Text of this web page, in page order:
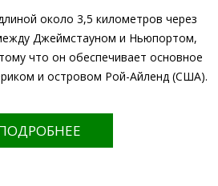
около 3,5 километров через
Джеймстауном и Ньюпортом,
что он обеспечивает основное
и островом Рой-Айленд (США).